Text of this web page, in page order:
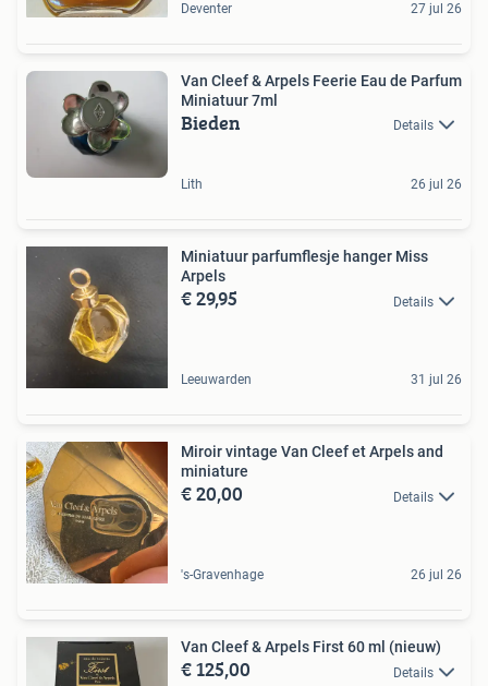
Deventer 27 jul 26
Van Cleef & Arpels Feerie Eau de Parfum
Miniatuur 7ml
Bieden Details
Lith 26 jul 26
Miniatuur parfumflesje hanger Miss
Arpels
€ 29,95 Details
Leeuwarden 31 jul 26
Miroir vintage Van Cleef et Arpels and
miniature
€ 20,00 Details
's-Gravenhage 26 jul 26
Van Cleef & Arpels First 60 ml (nieuw)
€ 125,00 Details